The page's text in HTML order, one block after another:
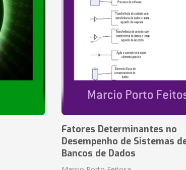
Fatores Determinantes no
Desempenho de Sistemas
Bancos de Dados